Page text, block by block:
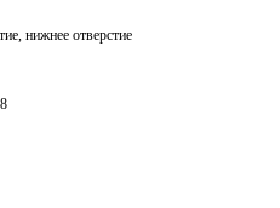
нижнее отверстие